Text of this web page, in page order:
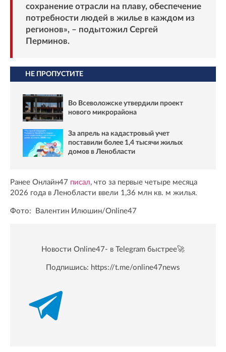
сохранение отрасли на плаву, обеспечение
потребности людей в жилье в каждом из
регионов», – подытожил Сергей
Перминов.
НЕ ПРОПУСТИТЕ
Во Всеволожске утвердили проект
нового микрорайона
За апрель на кадастровый учет
поставили более 1,4 тысячи жилых
домов в Ленобласти
Ранее Онлайн47 писал, что за первые четыре месяца
2026 года в Ленобласти ввели 1,36 млн кв. м жилья.
Фото: Валентин Илюшин/Online47
Новости Online47- в Telegram быстрее🚀
Подпишись: https://t.me/online47news